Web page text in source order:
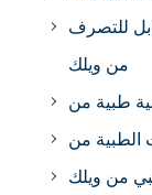
للتصرف
من ويلك
من ويلك